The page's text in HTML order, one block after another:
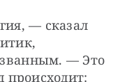
— сказал
— Это
происходит: